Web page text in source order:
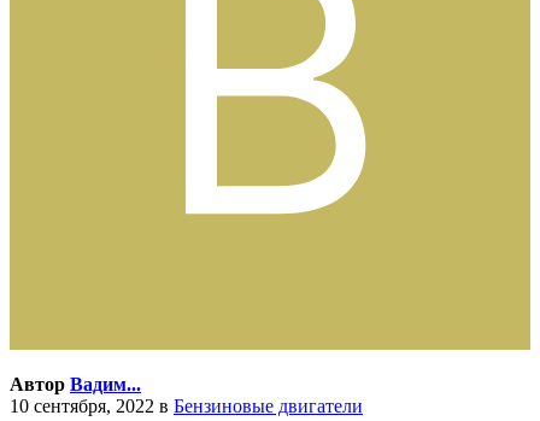
Автор Вадим...
10 сентября, 2022 в Бензиновые двигатели